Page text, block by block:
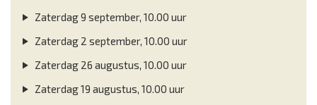
Zaterdag 9 september, 10.00 uur
Zaterdag 2 september, 10.00 uur
Zaterdag 26 augustus, 10.00 uur
Zaterdag 19 augustus, 10.00 uur